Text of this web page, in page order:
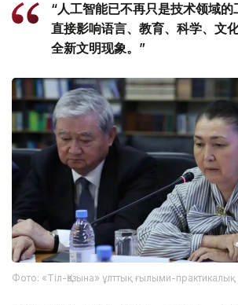
“人工智能已不再只是技术领域
直接影响语言、教育、科学、文
全新文明现象。”
Фото: «Тіл-Қазына» ұлттық ғылыми-